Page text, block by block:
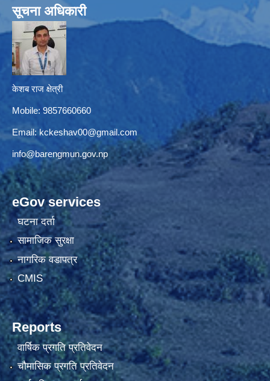
सूचना अधिकारी
केशब राज क्षेत्री
Mobile: 9857660660
Email: kckeshav00@gmail.com
info@barengmun.gov.np
eGov services
घटना दर्ता
सामाजिक सुरक्षा
नागरिक वडापत्र
CMIS
Reports
वार्षिक प्रगति प्रतिवेदन
चौमासिक प्रगति प्रतिवेदन